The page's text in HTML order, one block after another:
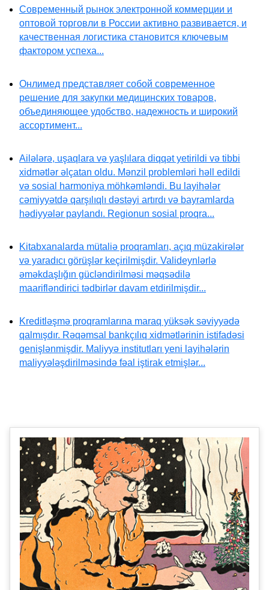
Современный рынок электронной коммерции и
оптовой торговли в России активно развивается, и
качественная логистика становится ключевым
фактором успеха...
Онлимед представляет собой современное
решение для закупки медицинских товаров,
объединяющее удобство, надежность и широкий
ассортимент...
Ailələrə, uşaqlara və yaşlılara diqqət yetirildi və tibbi
xidmətlər əlçatan oldu. Mənzil problemləri həll edildi
və sosial harmoniya möhkəmləndi. Bu layihələr
cəmiyyətdə qarşılıqlı dəstəyi artırdı və bayramlarda
hədiyyələr paylandı. Regionun sosial proqra...
Kitabxanalarda mütaliə proqramları, açıq müzakirələr
və yaradıcı görüşlər keçirilmişdir. Valideynlərlə
əməkdaşlığın gücləndirilməsi məqsədilə
maarifləndirici tədbirlər davam etdirilmişdir...
Kreditləşmə proqramlarına maraq yüksək səviyyədə
qalmışdır. Rəqəmsal bankçılıq xidmətlərinin istifadəsi
genişlənmişdir. Maliyyə institutları yeni layihələrin
maliyyələşdirilməsində fəal iştirak etmişlər...